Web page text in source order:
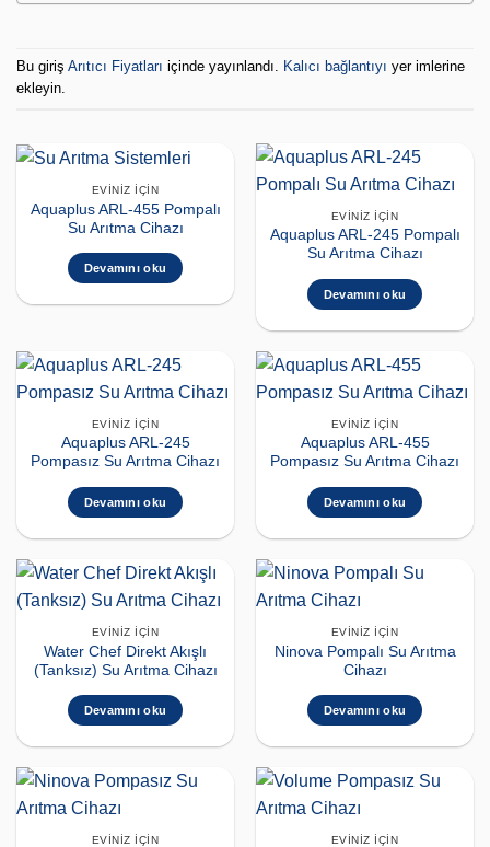
Bu giriş Arıtıcı Fiyatları içinde yayınlandı. Kalıcı bağlantıyı yer imlerine
ekleyin.
EVINIZ İÇIN
Aquaplus ARL-455 Pompalı
Su Arıtma Cihazı
Devamını oku
EVINIZ İÇIN
Aquaplus ARL-245 Pompalı
Su Arıtma Cihazı
Devamını oku
EVINIZ İÇIN
Aquaplus ARL-245
Pompasız Su Arıtma Cihazı
Devamını oku
EVINIZ İÇIN
Aquaplus ARL-455
Pompasız Su Arıtma Cihazı
Devamını oku
EVINIZ İÇIN
Water Chef Direkt Akışlı
(Tanksız) Su Arıtma Cihazı
Devamını oku
EVINIZ İÇIN
Ninova Pompalı Su Arıtma
Cihazı
Devamını oku
EVINIZ İÇIN EVINIZ İÇIN